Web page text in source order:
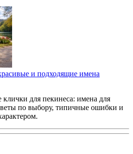
и подходящие имена
для пекинеса: имена для
по выбору, типичные ошибки и